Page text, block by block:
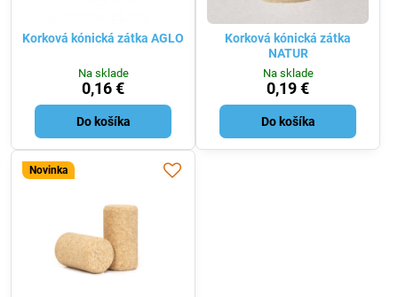
Korková kónická zátka AGLO
Na sklade
0,16 €
Do košíka
Korková kónická zátka
NATUR
Na sklade
0,19 €
Do košíka
Novinka